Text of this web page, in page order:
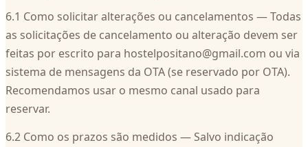
6.1 Como solicitar alterações ou cancelamentos — Todas
as solicitações de cancelamento ou alteração devem ser
feitas por escrito para hostelpositano@gmail.com ou via
sistema de mensagens da OTA (se reservado por OTA).
Recomendamos usar o mesmo canal usado para
reservar.
6.2 Como os prazos são medidos — Salvo indicação